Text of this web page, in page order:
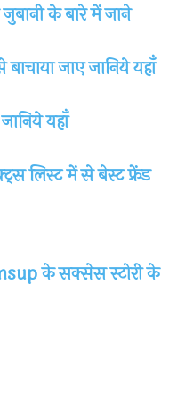
के बारे में जाने
जाए जानिये यहाँ
यहाँ
लिस्ट में से बेस्ट फ्रेंड
के सक्सेस स्टोरी के